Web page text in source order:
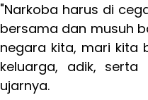
"Narkoba harus di
bersama dan musuh
negara kita, mari kita
keluarga, adik,
ujarnya.